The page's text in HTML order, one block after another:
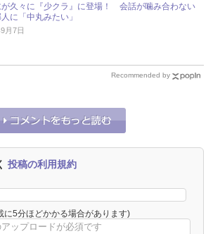
が久々に『少クラ』に登場！ 会話が噛み合わない
に「中丸みたい」
月7日
Recommended by
投稿の利用規約
に5分ほどかかる場合があります)